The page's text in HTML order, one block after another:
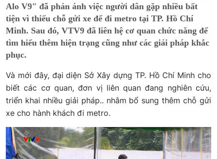
Alo V9" đã phản ánh việc người dân gặp nhiều bất
tiện vì thiếu chỗ gửi xe để đi metro tại TP. Hồ Chí
Minh. Sau đó, VTV9 đã liên hệ cơ quan chức năng để
tìm hiểu thêm hiện trạng cũng như các giải pháp khắc
phục.
Và mới đây, đại diện Sở Xây dựng TP. Hồ Chí Minh cho
biết các cơ quan, đơn vị liên quan đang nghiên cứu,
triển khai nhiều giải pháp.. nhằm bổ sung thêm chỗ gửi
xe cho hành khách đi metro.